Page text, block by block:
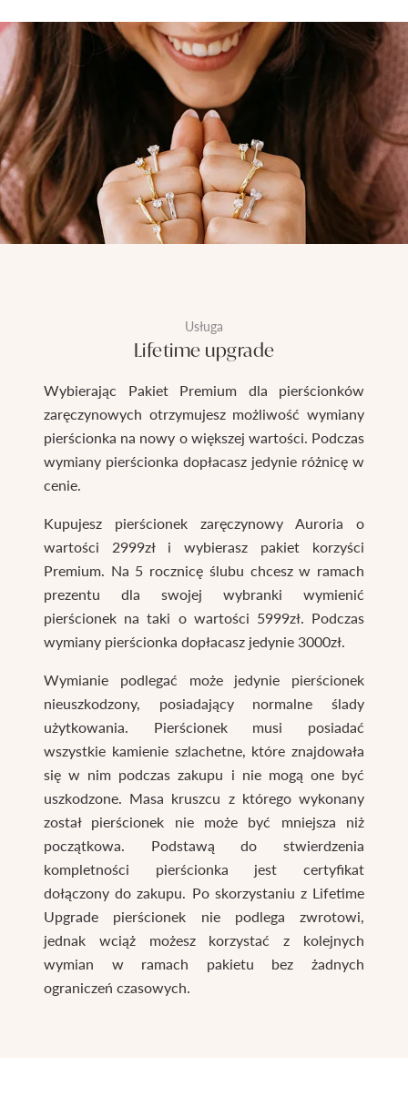
Usługa
Lifetime upgrade
Wybierając Pakiet Premium dla pierścionków
zaręczynowych otrzymujesz możliwość wymiany
pierścionka na nowy o większej wartości. Podczas
wymiany pierścionka dopłacasz jedynie różnicę w
cenie.
Kupujesz pierścionek zaręczynowy Auroria o
wartości 2999zł i wybierasz pakiet korzyści
Premium. Na 5 rocznicę ślubu chcesz w ramach
prezentu dla swojej wybranki wymienić
pierścionek na taki o wartości 5999zł. Podczas
wymiany pierścionka dopłacasz jedynie 3000zł.
Wymianie podlegać może jedynie pierścionek
nieuszkodzony, posiadający normalne ślady
użytkowania. Pierścionek musi posiadać
wszystkie kamienie szlachetne, które znajdowała
się w nim podczas zakupu i nie mogą one być
uszkodzone. Masa kruszcu z którego wykonany
został pierścionek nie może być mniejsza niż
początkowa. Podstawą do stwierdzenia
kompletności pierścionka jest certyfikat
dołączony do zakupu. Po skorzystaniu z Lifetime
Upgrade pierścionek nie podlega zwrotowi,
jednak wciąż możesz korzystać z kolejnych
wymian w ramach pakietu bez żadnych
ograniczeń czasowych.